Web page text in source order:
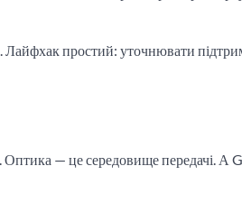
Лайфхак простий: уточнювати
Оптика — це середовище передачі. А